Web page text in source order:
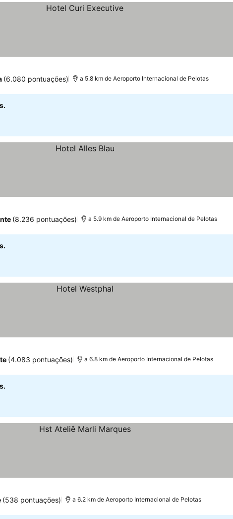
(6.080 pontuações) a 5.8 km de Aeroporto Internacional de Pelotas
(8.236 pontuações) a 5.9 km de Aeroporto Internacional de Pelotas
(4.083 pontuações) a 6.8 km de Aeroporto Internacional de Pelotas
(538 pontuações) a 6.2 km de Aeroporto Internacional de Pelotas